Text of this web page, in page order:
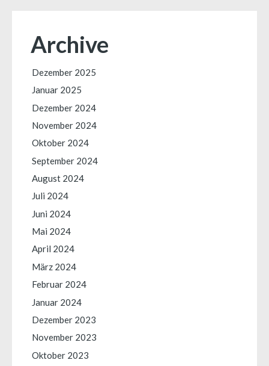
Archive
Dezember 2025
Januar 2025
Dezember 2024
November 2024
Oktober 2024
September 2024
August 2024
Juli 2024
Juni 2024
Mai 2024
April 2024
März 2024
Februar 2024
Januar 2024
Dezember 2023
November 2023
Oktober 2023